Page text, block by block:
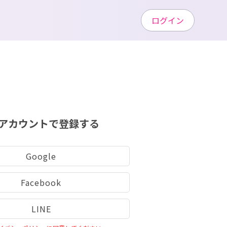
カウントで登録する
Google
Facebook
LINE
ログイン